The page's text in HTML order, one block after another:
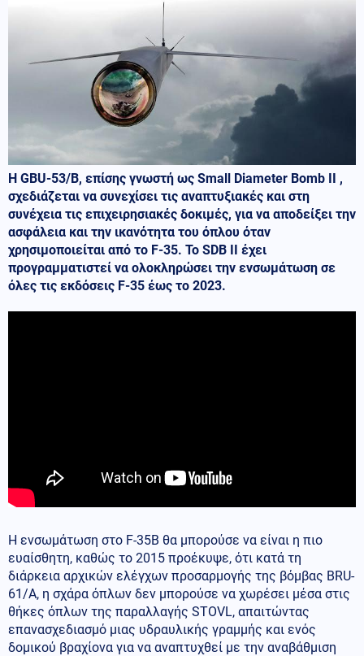
Η GBU-53/B, επίσης γνωστή ως Small Diameter Bomb II ,
σχεδιάζεται να συνεχίσει τις αναπτυξιακές και στη
συνέχεια τις επιχειρησιακές δοκιμές, για να αποδείξει την
ασφάλεια και την ικανότητα του όπλου όταν
χρησιμοποιείται από το F-35. Το SDB II έχει
προγραμματιστεί να ολοκληρώσει την ενσωμάτωση σε
όλες τις εκδόσεις F-35 έως το 2023.
Η ενσωμάτωση στο F-35B θα μπορούσε να είναι η πιο
ευαίσθητη, καθώς το 2015 προέκυψε, ότι κατά τη
διάρκεια αρχικών ελέγχων προσαρμογής της βόμβας BRU-
61/A, η σχάρα όπλων δεν μπορούσε να χωρέσει μέσα στις
θήκες όπλων της παραλλαγής STOVL, απαιτώντας
επανασχεδιασμό μιας υδραυλικής γραμμής και ενός
δομικού βραχίονα για να αναπτυχθεί με την αναβάθμιση